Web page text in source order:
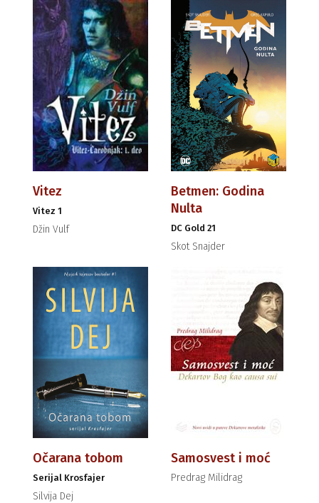
Vitez
Vitez 1
Džin Vulf
Betmen: Godina
Nulta
DC Gold 21
Skot Snajder
Očarana tobom
Serijal Krosfajer
Silvija Dej
Samosvest i moć
Predrag Milidrag